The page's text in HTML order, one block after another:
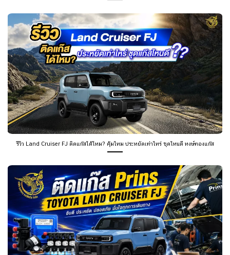
รีวิว Land Cruiser FJ ติดแก๊สได้ไหม? คุ้มไหม ประหยัดเท่าไหร่ ชุดไหนดี หงษ์ทองแก๊ส